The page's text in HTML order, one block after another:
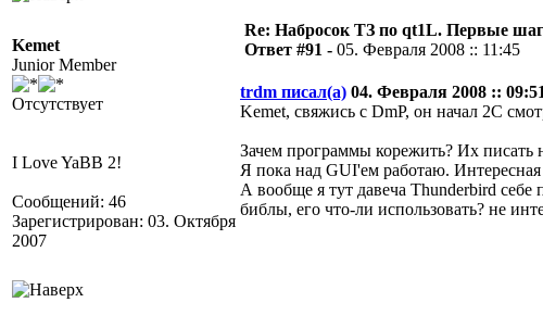
Kemet
Junior Member
Отсутствует
I Love YaBB 2!
Сообщений: 46
Зарегистрирован: 03. Октября
2007
Re: Набросок ТЗ по qt1L. Первые
Ответ #91 - 05. Февраля 2008 :: 11:45
trdm писал(а) 04. Февраля 2008 ::
Kemet, свяжись с DmP, он начал 2С
Зачем программы корежить? Их писать
Я пока над GUI'ем работаю. Интересная
А вообще я тут давеча Thunderbird
библы, его что-ли использовать? не